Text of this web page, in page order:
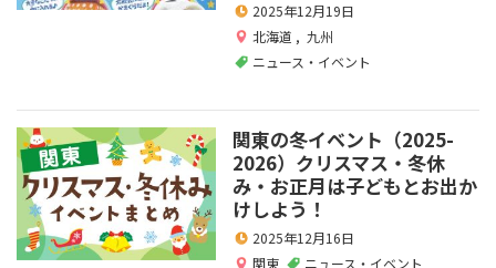
2025年12月19日
北海道 , 九州
ニュース・イベント
関東の冬イベント（2025-
2026）クリスマス・冬休
み・お正月は子どもとお出か
けしよう！
2025年12月16日
関東
ニュース・イベント